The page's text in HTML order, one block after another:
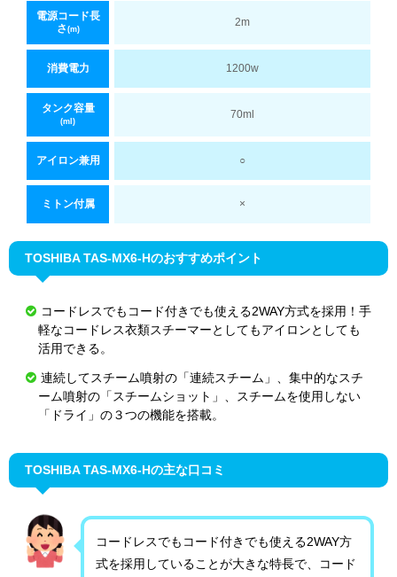
電源コード長
さ (m)
2m
消費電力 1200w
タンク容量
(ml)
70ml
アイロン兼用 ○
ミトン付属 ×
TOSHIBA TAS-MX6-Hのおすすめポイント
コードレスでもコード付きでも使える2WAY方式を採用！手
軽なコードレス衣類スチーマーとしてもアイロンとしても
活用できる。
連続してスチーム噴射の「連続スチーム」、集中的なスチ
ーム噴射の「スチームショット」、スチームを使用しない
「ドライ」の３つの機能を搭載。
TOSHIBA TAS-MX6-Hの主な口コミ
コードレスでもコード付きでも使える2WAY方
式を採用していることが大きな特長で、コード